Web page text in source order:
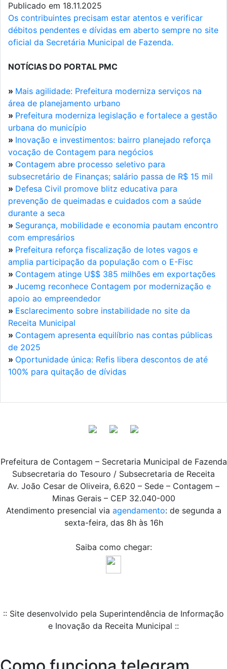
Publicado em 18.11.2025
Os contribuintes precisam estar atentos e verificar
débitos pendentes e dívidas em aberto sempre no site
oficial da Secretária Municipal de Fazenda.
NOTÍCIAS DO PORTAL PMC
» Mais agilidade: Prefeitura moderniza serviços na
área de planejamento urbano
» Prefeitura moderniza legislação e fortalece a gestão
urbana do município
» Inovação e investimentos: bairro planejado reforça
vocação de Contagem para negócios
» Contagem abre processo seletivo para
subsecretário de Finanças; salário passa de R$ 15 mil
» Defesa Civil promove blitz educativa para
prevenção de queimadas e cuidados com a saúde
durante a seca
» Segurança, mobilidade e economia pautam encontro
com empresários
» Prefeitura reforça fiscalização de lotes vagos e
amplia participação da população com o E-Fisc
» Contagem atinge U$$ 385 milhões em exportações
» Jucemg reconhece Contagem por modernização e
apoio ao empreendedor
» Esclarecimento sobre instabilidade no site da
Receita Municipal
» Contagem apresenta equilíbrio nas contas públicas
de 2025
» Oportunidade única: Refis libera descontos de até
100% para quitação de dívidas
Prefeitura de Contagem – Secretaria Municipal de Fazenda
Subsecretaria do Tesouro / Subsecretaria de Receita
Av. João Cesar de Oliveira, 6.620 – Sede – Contagem –
Minas Gerais – CEP 32.040-000
Atendimento presencial via agendamento: de segunda a
sexta-feira, das 8h às 16h
Saiba como chegar:
:: Site desenvolvido pela Superintendência de Informação
e Inovação da Receita Municipal ::